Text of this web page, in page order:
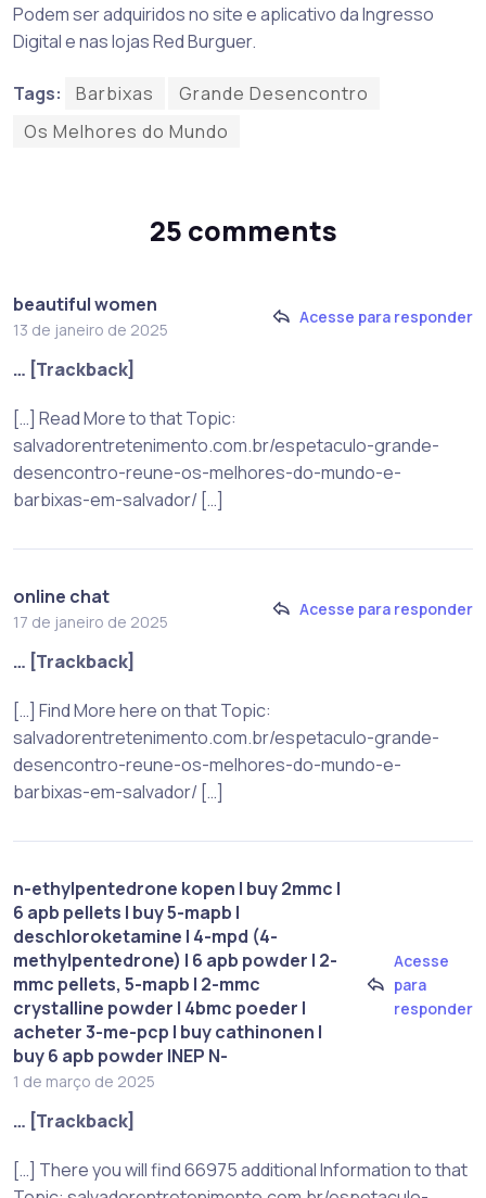
Podem ser adquiridos no site e aplicativo da Ingresso
Digital e nas lojas Red Burguer.
Tags: Barbixas
Grande Desencontro
Os Melhores do Mundo
25 comments
beautiful women
13 de janeiro de 2025
Acesse para responder
… [Trackback]
[…] Read More to that Topic:
salvadorentretenimento.com.br/espetaculo-grande-
desencontro-reune-os-melhores-do-mundo-e-
barbixas-em-salvador/ […]
online chat
17 de janeiro de 2025
Acesse para responder
… [Trackback]
[…] Find More here on that Topic:
salvadorentretenimento.com.br/espetaculo-grande-
desencontro-reune-os-melhores-do-mundo-e-
barbixas-em-salvador/ […]
n-ethylpentedrone kopen | buy 2mmc |
6 apb pellets | buy 5-mapb |
deschloroketamine | 4-mpd (4-
methylpentedrone) | 6 apb powder | 2-
mmc pellets, 5-mapb | 2-mmc
crystalline powder | 4bmc poeder |
acheter 3-me-pcp | buy cathinonen |
buy 6 apb powder |NEP N-
1 de março de 2025
Acesse
para
responder
… [Trackback]
[…] There you will find 66975 additional Information to that